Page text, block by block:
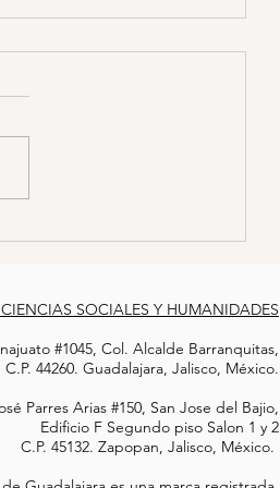
A ESTUDIANTE
DROGAS PARA
a colaborar para el crimen
SOCIALES Y HUMANIDADES
#1045, Col. Alcalde Barranquitas,
C.P. 44260. Guadalajara, Jalisco, México.
Parres Arias #150, San Jose del Bajio,
Edificio F Segundo piso Salon 1 y 2
C.P. 45132. Zapopan, Jalisco, México.